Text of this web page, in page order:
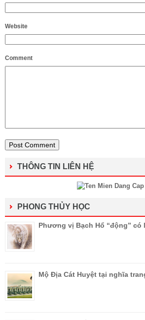
Website
Comment
THÔNG TIN LIÊN HỆ
PHONG THỦY HỌC
Phương vị Bạch Hổ “động”
Mộ Địa Cát Huyệt tại nghĩa